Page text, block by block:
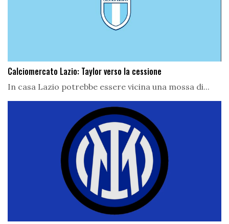
Calciomercato Lazio: Taylor verso la cessione
In casa Lazio potrebbe essere vicina una mossa di...